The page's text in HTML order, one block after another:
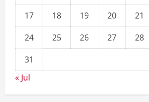
17
18 19 20 21
24
25 26 27 28
31
« Jul